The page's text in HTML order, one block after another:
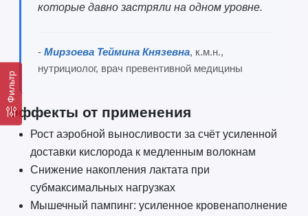
Фильтр
которые давно застряли на одном уровне.
- Мирзоева Теймина Князевна, к.м.н.,
нутрициолог, врач превентивной медицины
Эффекты от применения
Рост аэробной выносливости за счёт усиленной
доставки кислорода к медленным волокнам
Снижение накопления лактата при
субмаксимальных нагрузках
Мышечный пампинг: усиленное кровенаполнение